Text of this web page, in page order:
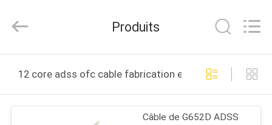
PRODUITS
Weiruo
Communication
All
Reserved.
Produits
12 core adss ofc cable fabrication en ligne
Câble de G652D ADSS